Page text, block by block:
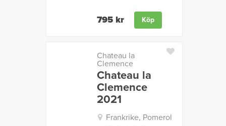
795 kr Köp
Chateau la
Clemence
Chateau la
Clemence
2021
Frankrike, Pomerol